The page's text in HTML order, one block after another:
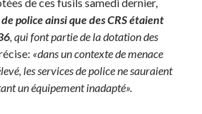
police ainsi que des CRS étaient
, qui font partie de la dotation des
«dans un contexte de menace
les services de police ne sauraient
un équipement inadapté».